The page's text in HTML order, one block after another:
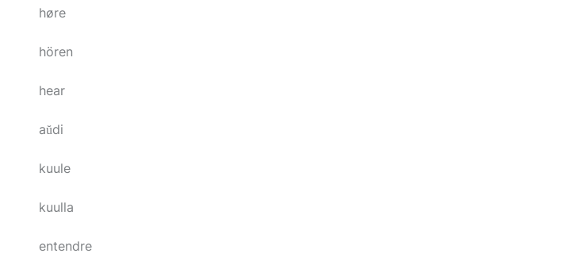
høre
hören
hear
aŭdi
kuule
kuulla
entendre